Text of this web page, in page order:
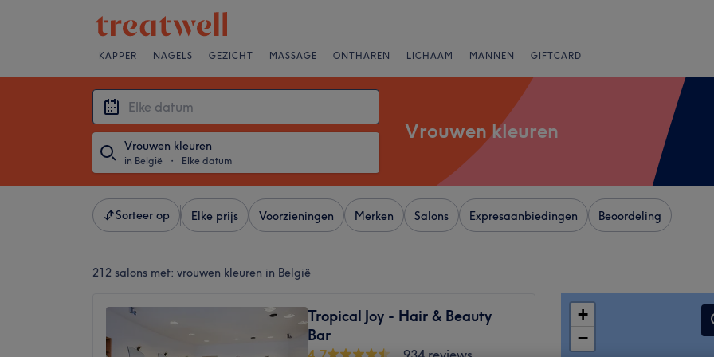
KAPPER NAGELS GEZICHT MASSAGE ONTHAREN LICHAAM MANNEN GIFTCARD
Vrouwen kleuren
in België ・ Elke datum
Vrouwen kleuren
Sorteer op Elke prijs Voorzieningen Merken Salons Expresaanbiedingen Beoordeling
212 salons met: vrouwen kleuren in België
Tropical Joy - Hair & Beauty
Bar
+
−